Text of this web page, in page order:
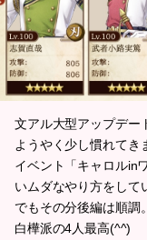
文アル大型アップデー
ようやく少し慣れてき
イベント「キャロルin
いムダなやり方をして
でもその分後編は順調
白樺派の4人最高(^^)